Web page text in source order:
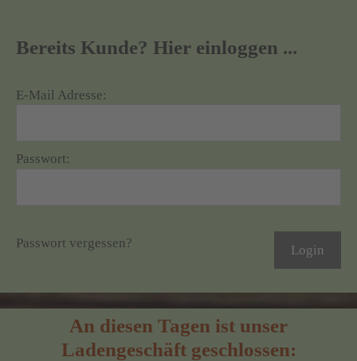
Bereits Kunde? Hier einloggen ...
E-Mail Adresse:
Passwort:
Passwort vergessen?
An diesen Tagen ist unser
Ladengeschäft geschlossen: